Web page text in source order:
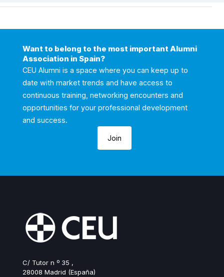
Want to belong to the most important Alumni
Association in Spain?
CEU Alumni is a space where you can keep up to
date with market trends and have access to
continuous training, networking encounters and
opportunities for your professional development
and success.
Join
C/ Tutor n º 35 ,
28008 Madrid (España)